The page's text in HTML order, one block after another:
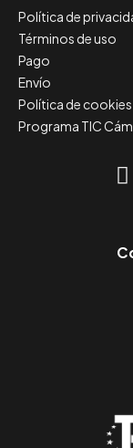
Política de
Términos de uso
Pago
Envío
Política de cookies
Programa TIC